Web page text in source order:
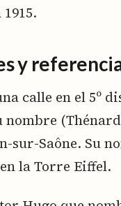
y
calle en el 5º
nombre
sur-Saône. Su
la Torre Eiffel.